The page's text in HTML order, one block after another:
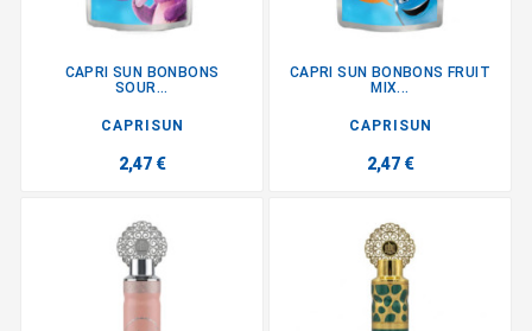
CAPRI SUN BONBONS
SOUR...
CAPRISUN
2,47 €
CAPRI SUN BONBONS FRUIT
MIX...
CAPRISUN
2,47 €